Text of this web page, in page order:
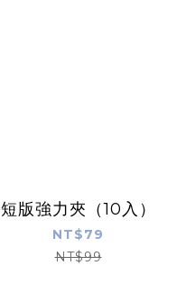
短版強力夾（10入）
NT$79
NT$99